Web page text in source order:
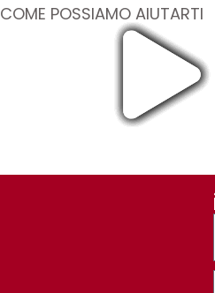
COME POSSIAMO AIUTARTI